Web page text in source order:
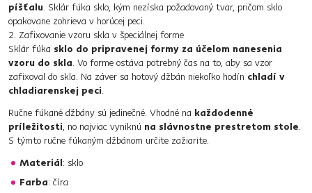
píšťalu. Sklár fúka sklo, kým nezíska požadovaný tvar, pričom sklo
opakovane zohrieva v horúcej peci.
2. Zafixovanie vzoru skla v špeciálnej forme
Sklár fúka sklo do pripravenej formy za účelom nanesenia
vzoru do skla. Vo forme ostáva potrebný čas na to, aby sa vzor
zafixoval do skla. Na záver sa hotový džbán niekoľko hodín chladí v
chladiarenskej peci.
Ručne fúkané džbány sú jedinečné. Vhodné na každodenné
príležitosti, no najviac vyniknú na slávnostne prestretom stole.
S týmto ručne fúkaným džbánom určite zažiarite.
Materiál: sklo
Farba: číra